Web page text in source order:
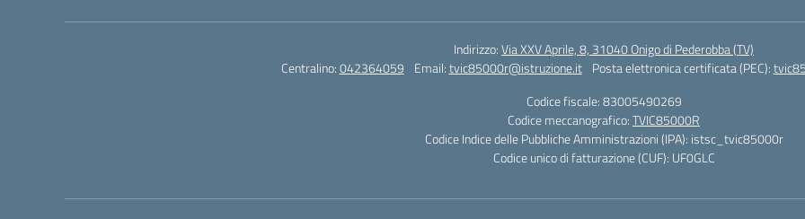
Indirizzo:Via XXV Aprile, 8, 31040 Onigo di Pederobba (TV)
Centralino:042364059 Email:tvic85000r@istruzione.it Posta elettronica certificata (PEC):
Codice fiscale: 83005490269
Codice meccanografico:TVIC85000R
Codice Indice delle Pubbliche Amministrazioni (IPA): istsc_tvic85000r
Codice unico di fatturazione (CUF): UF0GLC